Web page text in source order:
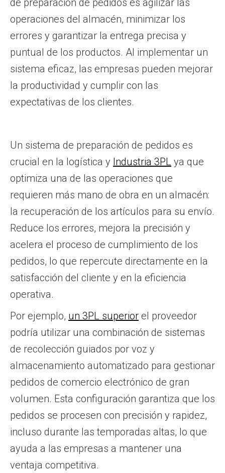
de preparación de pedidos es agilizar las
operaciones del almacén, minimizar los
errores y garantizar la entrega precisa y
puntual de los productos. Al implementar un
sistema eficaz, las empresas pueden mejorar
la productividad y cumplir con las
expectativas de los clientes.
Un sistema de preparación de pedidos es
crucial en la logística y Industria 3PL ya que
optimiza una de las operaciones que
requieren más mano de obra en un almacén:
la recuperación de los artículos para su envío.
Reduce los errores, mejora la precisión y
acelera el proceso de cumplimiento de los
pedidos, lo que repercute directamente en la
satisfacción del cliente y en la eficiencia
operativa.
Por ejemplo, un 3PL superior el proveedor
podría utilizar una combinación de sistemas
de recolección guiados por voz y
almacenamiento automatizado para gestionar
pedidos de comercio electrónico de gran
volumen. Esta configuración garantiza que los
pedidos se procesen con precisión y rapidez,
incluso durante las temporadas altas, lo que
ayuda a las empresas a mantener una
ventaja competitiva.